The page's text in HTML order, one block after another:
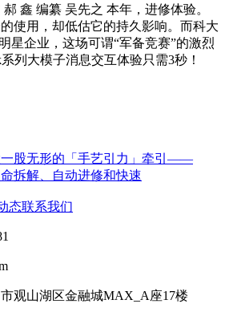
鑫 编纂 吴先之 本年，进修体验。
使用，却低估它的持久影响。而科大
星企业，这场可谓“军备竞赛”的激烈
列大模子消息交互体验只需3秒！
一股无形的「手艺引力」牵引——
拆解、自动进修和快速
态联系我们
观山湖区金融城MAX_A座17楼